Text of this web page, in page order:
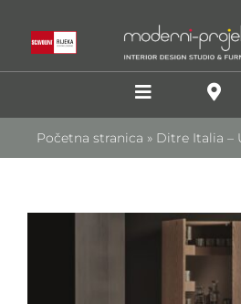
content
Toggle
Navigation
DIZAJN INTERIJERA
Početna stranica » Ditre Italia –